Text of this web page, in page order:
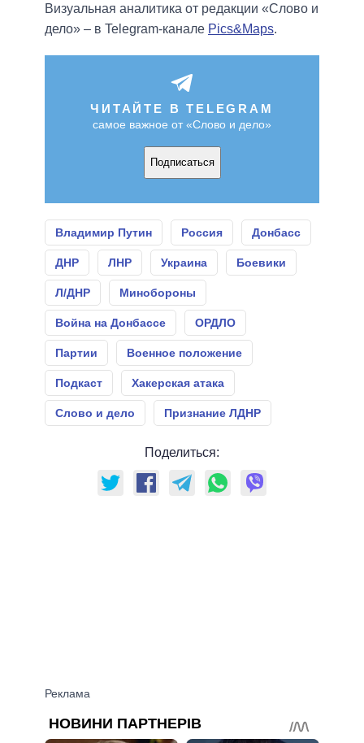
Визуальная аналитика от редакции «Слово и
дело» – в Telegram-канале Pics&Maps.
ЧИТАЙТЕ В TELEGRAM
самое важное от «Слово и дело»
Подписаться
Владимир Путин Россия Донбасс
ДНР ЛНР Украина Боевики
Л/ДНР Минобороны
Война на Донбассе ОРДЛО
Партии Военное положение
Подкаст Хакерская атака
Слово и дело Признание ЛДНР
Поделиться: